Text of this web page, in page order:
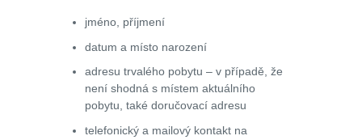
jméno, příjmení
datum a místo narození
adresu trvalého pobytu – v případě, že
není shodná s místem aktuálního
pobytu, také doručovací adresu
telefonický a mailový kontakt na